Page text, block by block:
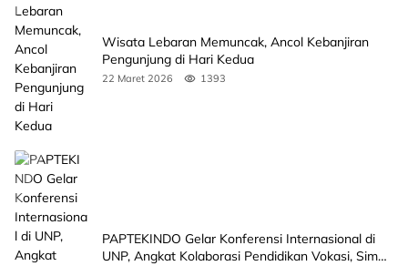
Wisata Lebaran Memuncak, Ancol Kebanjiran
Pengunjung di Hari Kedua
22 Maret 2026 1393
PAPTEKINDO Gelar Konferensi Internasional di
UNP, Angkat Kolaborasi Pendidikan Vokasi, Simak